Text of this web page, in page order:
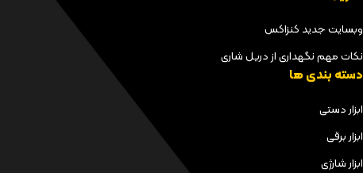
وبسایت جدید کنزاکس
نکات مهم نگهداری از دریل شاری
دسته بندی ها
ابزار دستی
ابزار برقی
ابزار شارژی